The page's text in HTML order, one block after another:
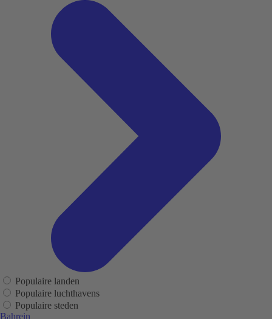
Populaire landen
Populaire luchthavens
Populaire steden
Bahrein